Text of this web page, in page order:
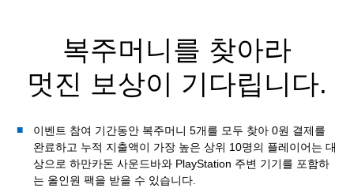
복주머니를 찾아라
멋진 보상이 기다립니다.
이벤트 참여 기간동안 복주머니 5개를 모두 찾아 0원 결제를
완료하고 누적 지출액이 가장 높은 상위 10명의 플레이어는 대
상으로 하만카돈 사운드바와 PlayStation 주변 기기를 포함하
는 올인원 팩을 받을 수 있습니다.